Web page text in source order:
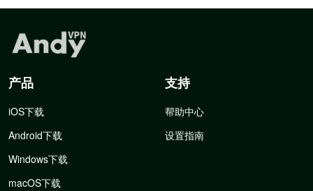
产品
iOS下载
Android下载
Windows下载
macOS下载
支持
帮助中心
设置指南